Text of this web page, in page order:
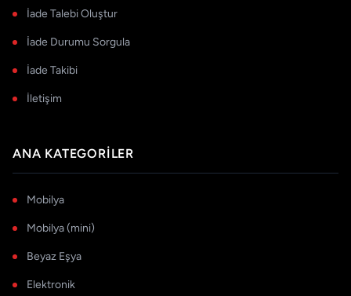
İade Talebi Oluştur
İade Durumu Sorgula
İade Takibi
İletişim
ANA KATEGORILER
Mobilya
Mobilya (mini)
Beyaz Eşya
Elektronik